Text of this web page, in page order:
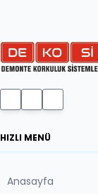
HIZLI MENÜ
Anasayfa